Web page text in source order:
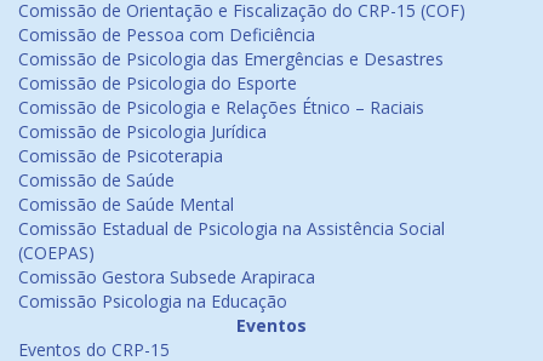
Comissão de Orientação e Fiscalização do CRP-15 (COF)
Comissão de Pessoa com Deficiência
Comissão de Psicologia das Emergências e Desastres
Comissão de Psicologia do Esporte
Comissão de Psicologia e Relações Étnico – Raciais
Comissão de Psicologia Jurídica
Comissão de Psicoterapia
Comissão de Saúde
Comissão de Saúde Mental
Comissão Estadual de Psicologia na Assistência Social
(COEPAS)
Comissão Gestora Subsede Arapiraca
Comissão Psicologia na Educação
Eventos
Eventos do CRP-15